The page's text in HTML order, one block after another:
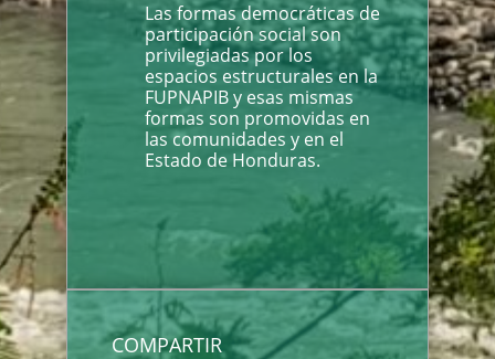
Las formas democráticas de
participación social son
privilegiadas por los
espacios estructurales en la
FUPNAPIB y esas mismas
formas son promovidas en
las comunidades y en el
Estado de Honduras.
COMPARTIR